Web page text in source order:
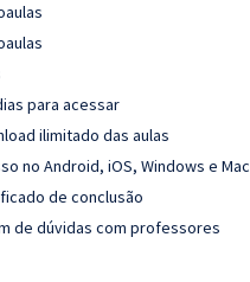
para acessar
ilimitado das aulas
no Android, iOS, Windows e Mac
de conclusão
de dúvidas com professores